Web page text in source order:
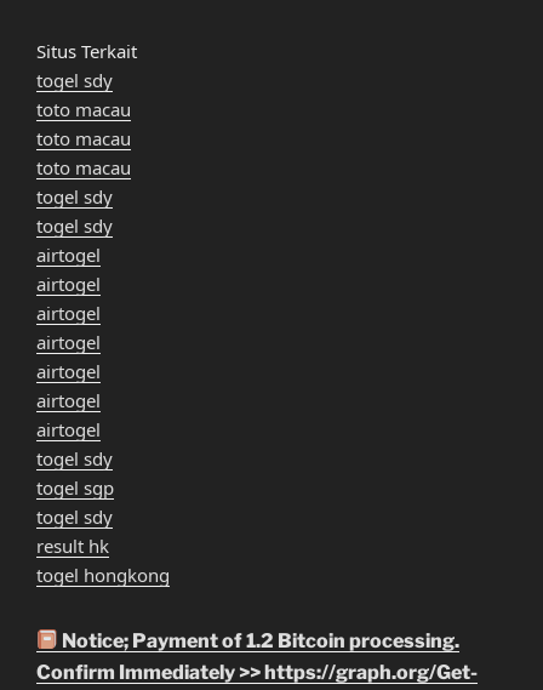
Situs Terkait
togel sdy
toto macau
toto macau
toto macau
togel sdy
togel sdy
airtogel
airtogel
airtogel
airtogel
airtogel
airtogel
airtogel
togel sdy
togel sgp
togel sdy
result hk
togel hongkong
Notice; Payment of 1.2 Bitcoin processing.
Confirm Immediately >> https://graph.org/Get-